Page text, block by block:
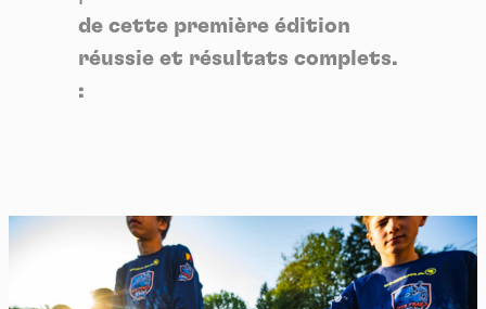
de cette première édition
réussie et résultats complets.
: